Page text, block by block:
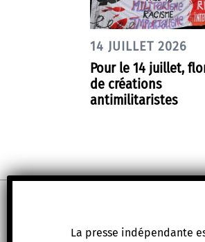
14 JUILLET 2026
Pour le 14 juillet,
de créations
antimilitaristes
La presse indépendante